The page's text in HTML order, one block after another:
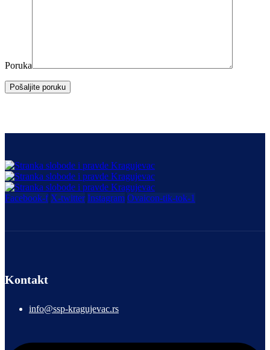
Poruka
Pošaljite poruku
Facebook-f X-twitter Instagram Ovaicon-tik-tok-1
Kontakt
info@ssp-kragujevac.rs